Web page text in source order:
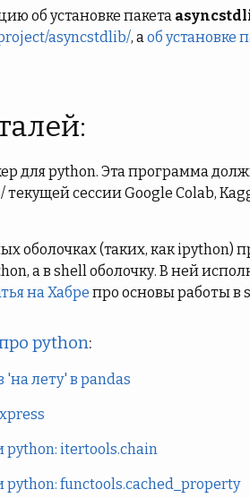
об установке пакета
asyncstdlib/, аоб установке
для python. Эта программа
сессии Google Colab,
оболочках (таких, как ipython)
а в shell оболочку. В ней
на Хабре про основы работы в
python:
лету' в pandas
python: itertools.chain
functools.cached_property